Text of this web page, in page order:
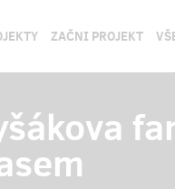
ZAČNI PROJEKT